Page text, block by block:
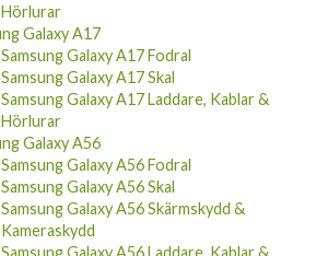
Hörlurar
Galaxy A17
Samsung Galaxy A17 Fodral
Samsung Galaxy A17 Skal
Samsung Galaxy A17 Laddare, Kablar &
Hörlurar
Galaxy A56
Samsung Galaxy A56 Fodral
Samsung Galaxy A56 Skal
Samsung Galaxy A56 Skärmskydd &
Kameraskydd
Samsung Galaxy A56 Laddare, Kablar &